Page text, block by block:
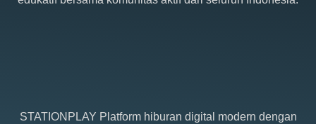
STATIONPLAY Platform hiburan digital modern dengan